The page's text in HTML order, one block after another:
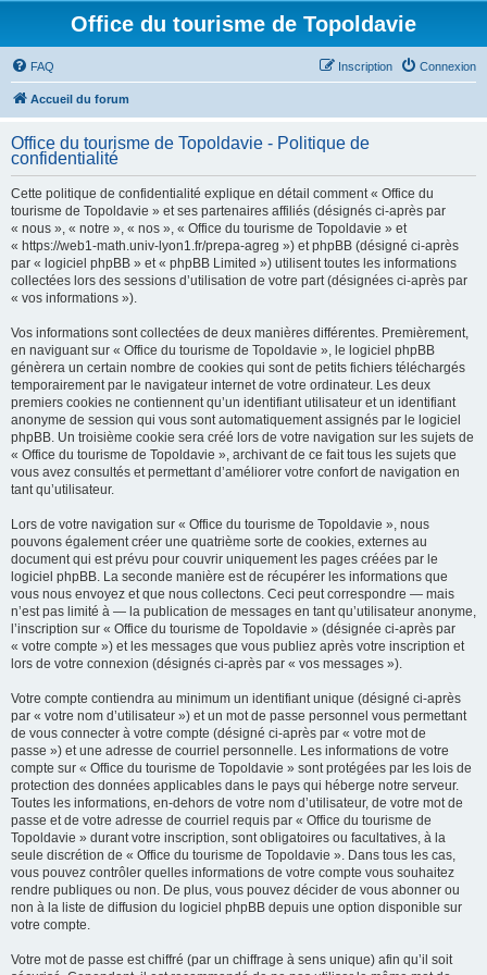
Office du tourisme de Topoldavie
FAQ Connexion
Inscription
Accueil du forum
Office du tourisme de Topoldavie - Politique de
confidentialité
Cette politique de confidentialité explique en détail comment « Office du
tourisme de Topoldavie » et ses partenaires affiliés (désignés ci-après par
« nous », « notre », « nos », « Office du tourisme de Topoldavie » et
« https://web1-math.univ-lyon1.fr/prepa-agreg ») et phpBB (désigné ci-après
par « logiciel phpBB » et « phpBB Limited ») utilisent toutes les informations
collectées lors des sessions d’utilisation de votre part (désignées ci-après par
« vos informations »).
Vos informations sont collectées de deux manières différentes. Premièrement,
en naviguant sur « Office du tourisme de Topoldavie », le logiciel phpBB
génèrera un certain nombre de cookies qui sont de petits fichiers téléchargés
temporairement par le navigateur internet de votre ordinateur. Les deux
premiers cookies ne contiennent qu’un identifiant utilisateur et un identifiant
anonyme de session qui vous sont automatiquement assignés par le logiciel
phpBB. Un troisième cookie sera créé lors de votre navigation sur les sujets de
« Office du tourisme de Topoldavie », archivant de ce fait tous les sujets que
vous avez consultés et permettant d’améliorer votre confort de navigation en
tant qu’utilisateur.
Lors de votre navigation sur « Office du tourisme de Topoldavie », nous
pouvons également créer une quatrième sorte de cookies, externes au
document qui est prévu pour couvrir uniquement les pages créées par le
logiciel phpBB. La seconde manière est de récupérer les informations que
vous nous envoyez et que nous collectons. Ceci peut correspondre — mais
n’est pas limité à — la publication de messages en tant qu’utilisateur anonyme,
l’inscription sur « Office du tourisme de Topoldavie » (désignée ci-après par
« votre compte ») et les messages que vous publiez après votre inscription et
lors de votre connexion (désignés ci-après par « vos messages »).
Votre compte contiendra au minimum un identifiant unique (désigné ci-après
par « votre nom d’utilisateur ») et un mot de passe personnel vous permettant
de vous connecter à votre compte (désigné ci-après par « votre mot de
passe ») et une adresse de courriel personnelle. Les informations de votre
compte sur « Office du tourisme de Topoldavie » sont protégées par les lois de
protection des données applicables dans le pays qui héberge notre serveur.
Toutes les informations, en-dehors de votre nom d’utilisateur, de votre mot de
passe et de votre adresse de courriel requis par « Office du tourisme de
Topoldavie » durant votre inscription, sont obligatoires ou facultatives, à la
seule discrétion de « Office du tourisme de Topoldavie ». Dans tous les cas,
vous pouvez contrôler quelles informations de votre compte vous souhaitez
rendre publiques ou non. De plus, vous pouvez décider de vous abonner ou
non à la liste de diffusion du logiciel phpBB depuis une option disponible sur
votre compte.
Votre mot de passe est chiffré (par un chiffrage à sens unique) afin qu’il soit